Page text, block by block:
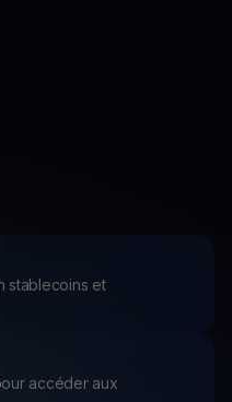
stablecoins et
accéder aux